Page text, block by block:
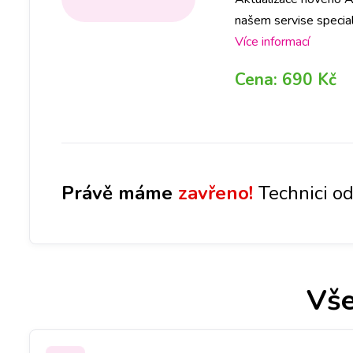
našem servise
na počkání. Na
Brně, Ostravě,
Více informací
Cena: 690 Kč
Právě máme zavřeno! Technici